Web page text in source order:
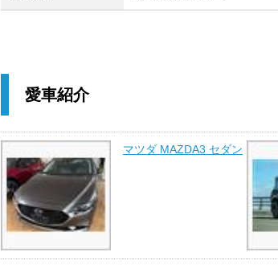
愛車紹介
マツダ MAZDA3 セダン